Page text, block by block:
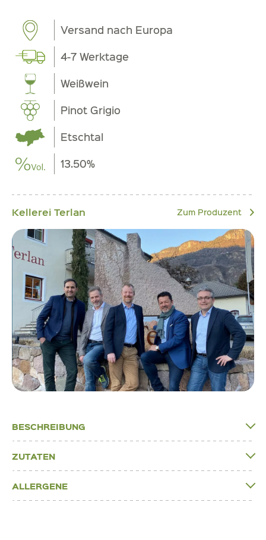
Versand nach Europa
4-7 Werktage
Weißwein
Pinot Grigio
Etschtal
13.50%
Kellerei Terlan Zum Produzent
BESCHREIBUNG
ZUTATEN
ALLERGENE